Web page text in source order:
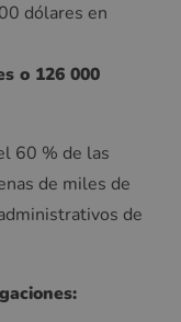
dólares en
o 126 000
60 % de las
de miles de
de